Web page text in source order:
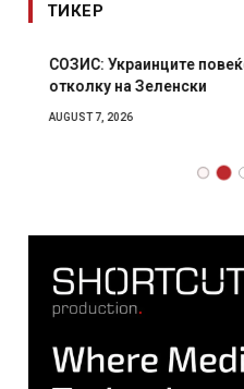
ТИКЕР
СОЗИС: Украинците повеќе
отколку на Зеленски
AUGUST 7, 2026